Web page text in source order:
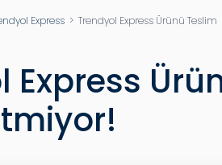
Express > Trendyol Express Ürünü Teslim
Express